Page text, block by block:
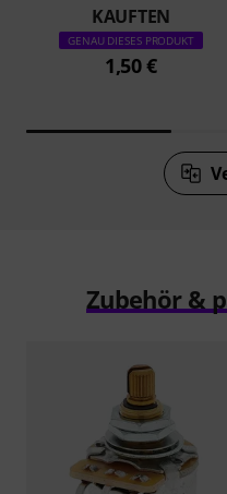
KAUFTEN
GENAU DIESES PRODUKT
1,50 €
Zubehör &